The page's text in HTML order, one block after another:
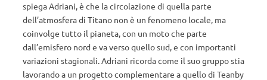
spiega Adriani, è che la circolazione di quella parte
dell’atmosfera di Titano non è un fenomeno locale, ma
coinvolge tutto il pianeta, con un moto che parte
dall’emisfero nord e va verso quello sud, e con importanti
variazioni stagionali. Adriani ricorda come il suo gruppo stia
lavorando a un progetto complementare a quello di Teanby